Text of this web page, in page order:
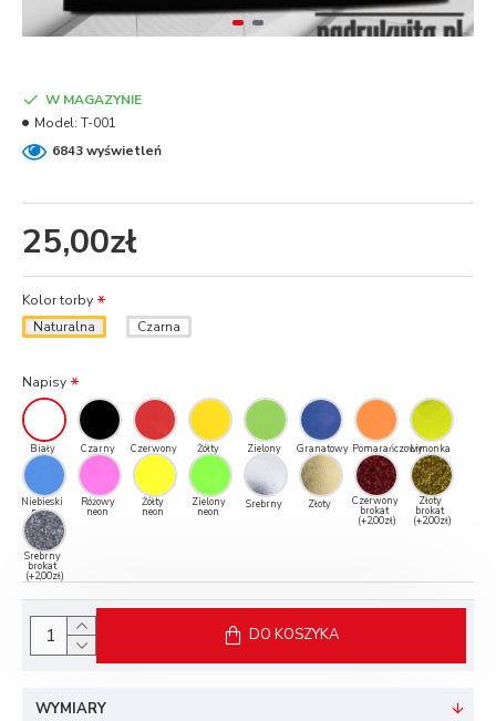
25,00zł
W MAGAZYNIE
Model: T-001
6843 wyświetleń
Kolor torby
Naturalna
Czarna
Napisy
Biały Czarny Czerwony Żółty Zielony Granatowy PomarańczowyLimonka
Niebieski
neon
Różowy
neon
Żółty
neon
Zielony
neon
Srebrny Złoty Czerwony
brokat
(+2,00zł)
Złoty
brokat
(+2,00zł)
Srebrny
brokat
(+2,00zł)
DO KOSZYKA
WYMIARY